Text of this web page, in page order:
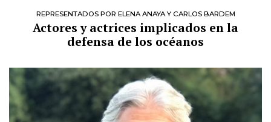
REPRESENTADOS POR ELENA ANAYA Y CARLOS BARDEM
Actores y actrices implicados en la
defensa de los océanos